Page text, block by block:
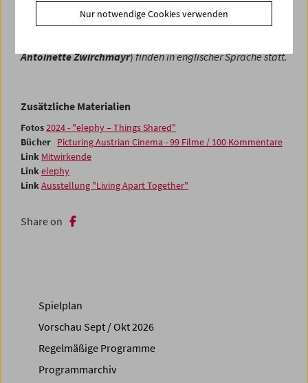
Alle Einführungenund Filmgespräche (mitRebecca Jane
Arthur,Eva Giolo,Cosma Grosser,Viktoria Schmid,
Antoinette Zwirchmayr)finden in englischer Sprache statt.
Zusätzliche Materialien
Fotos2024 - "elephy – Things Shared"
Bücher Picturing Austrian Cinema - 99 Filme / 100 Kommentare
Link Mitwirkende
Linkelephy
LinkAusstellung "Living Apart Together"
Share on
Spielplan
Vorschau Sept / Okt 2026
Regelmäßige Programme
Programmarchiv
Nur notwendige Cookies verwenden